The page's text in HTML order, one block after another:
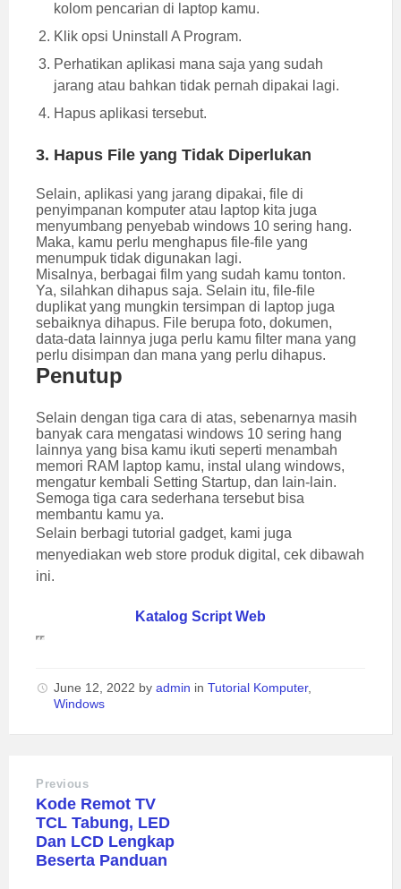
kolom pencarian di laptop kamu.
Klik opsi Uninstall A Program.
Perhatikan aplikasi mana saja yang sudah
jarang atau bahkan tidak pernah dipakai lagi.
Hapus aplikasi tersebut.
3. Hapus File yang Tidak Diperlukan
Selain, aplikasi yang jarang dipakai, file di
penyimpanan komputer atau laptop kita juga
menyumbang penyebab windows 10 sering hang.
Maka, kamu perlu menghapus file-file yang
menumpuk tidak digunakan lagi.
Misalnya, berbagai film yang sudah kamu tonton.
Ya, silahkan dihapus saja. Selain itu, file-file
duplikat yang mungkin tersimpan di laptop juga
sebaiknya dihapus. File berupa foto, dokumen,
data-data lainnya juga perlu kamu filter mana yang
perlu disimpan dan mana yang perlu dihapus.
Penutup
Selain dengan tiga cara di atas, sebenarnya masih
banyak cara mengatasi windows 10 sering hang
lainnya yang bisa kamu ikuti seperti menambah
memori RAM laptop kamu, instal ulang windows,
mengatur kembali Setting Startup, dan lain-lain.
Semoga tiga cara sederhana tersebut bisa
membantu kamu ya.
Selain berbagi tutorial gadget, kami juga
menyediakan web store produk digital, cek dibawah
ini.
Katalog Script Web
June 12, 2022 by admin in Tutorial Komputer,
Windows
Previous
Kode Remot TV
TCL Tabung, LED
Dan LCD Lengkap
Beserta Panduan